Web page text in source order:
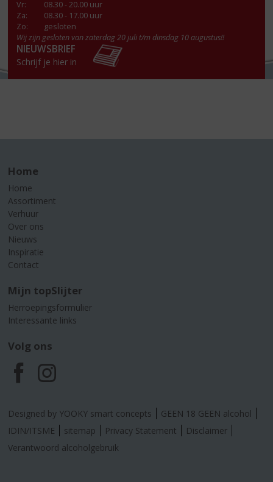
Vr:
08.30 - 20.00 uur
Za:
08.30 - 17.00 uur
Zo:
gesloten
Wij zijn gesloten van zaterdag 20 juli t/m dinsdag 10 augustus!!
NIEUWSBRIEF
Schrijf je hier in
Home
Home
Assortiment
Verhuur
Over ons
Nieuws
Inspiratie
Contact
Mijn topSlijter
Herroepingsformulier
Interessante links
Volg ons
F
a
c
I
n
s
Designed by YOOKY smart concepts
GEEN 18 GEEN alcohol
IDIN/ITSME
sitemap Privacy Statement
Disclaimer
Verantwoord alcoholgebruik